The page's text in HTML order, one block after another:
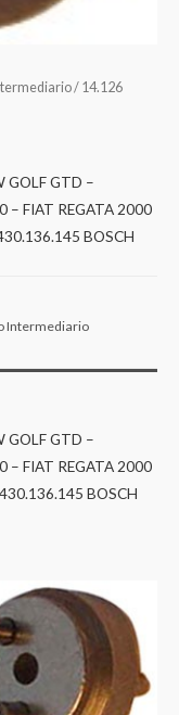
/ 14.126
GOLF GTD –
– FIAT REGATA 2000
BOSCH
Intermediario
GOLF GTD –
– FIAT REGATA 2000
BOSCH